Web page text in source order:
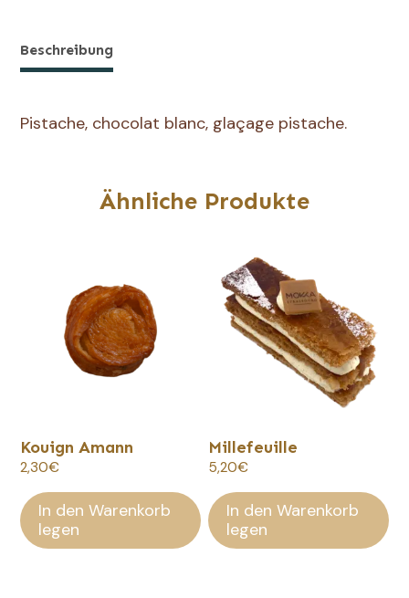
Pistache
(part)
Beschreibung
Pistache, chocolat blanc, glaçage pistache.
Ähnliche Produkte
Kouign Amann
2,30€
In den Warenkorb
legen
Millefeuille
5,20€
In den Warenkorb
legen